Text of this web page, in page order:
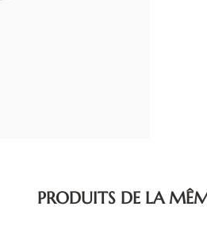
PRODUITS DE LA